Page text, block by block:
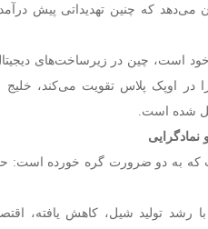
که چنین تهدیداتی پیش‌ درآمد
است، چین در زیرساخت‌های
در اوپک پلاس تقویت می‌کند،
شده است.
نمادگرایی
که به دو ضرورت گره خورده است:
تولید شیل، کاهش یافته،